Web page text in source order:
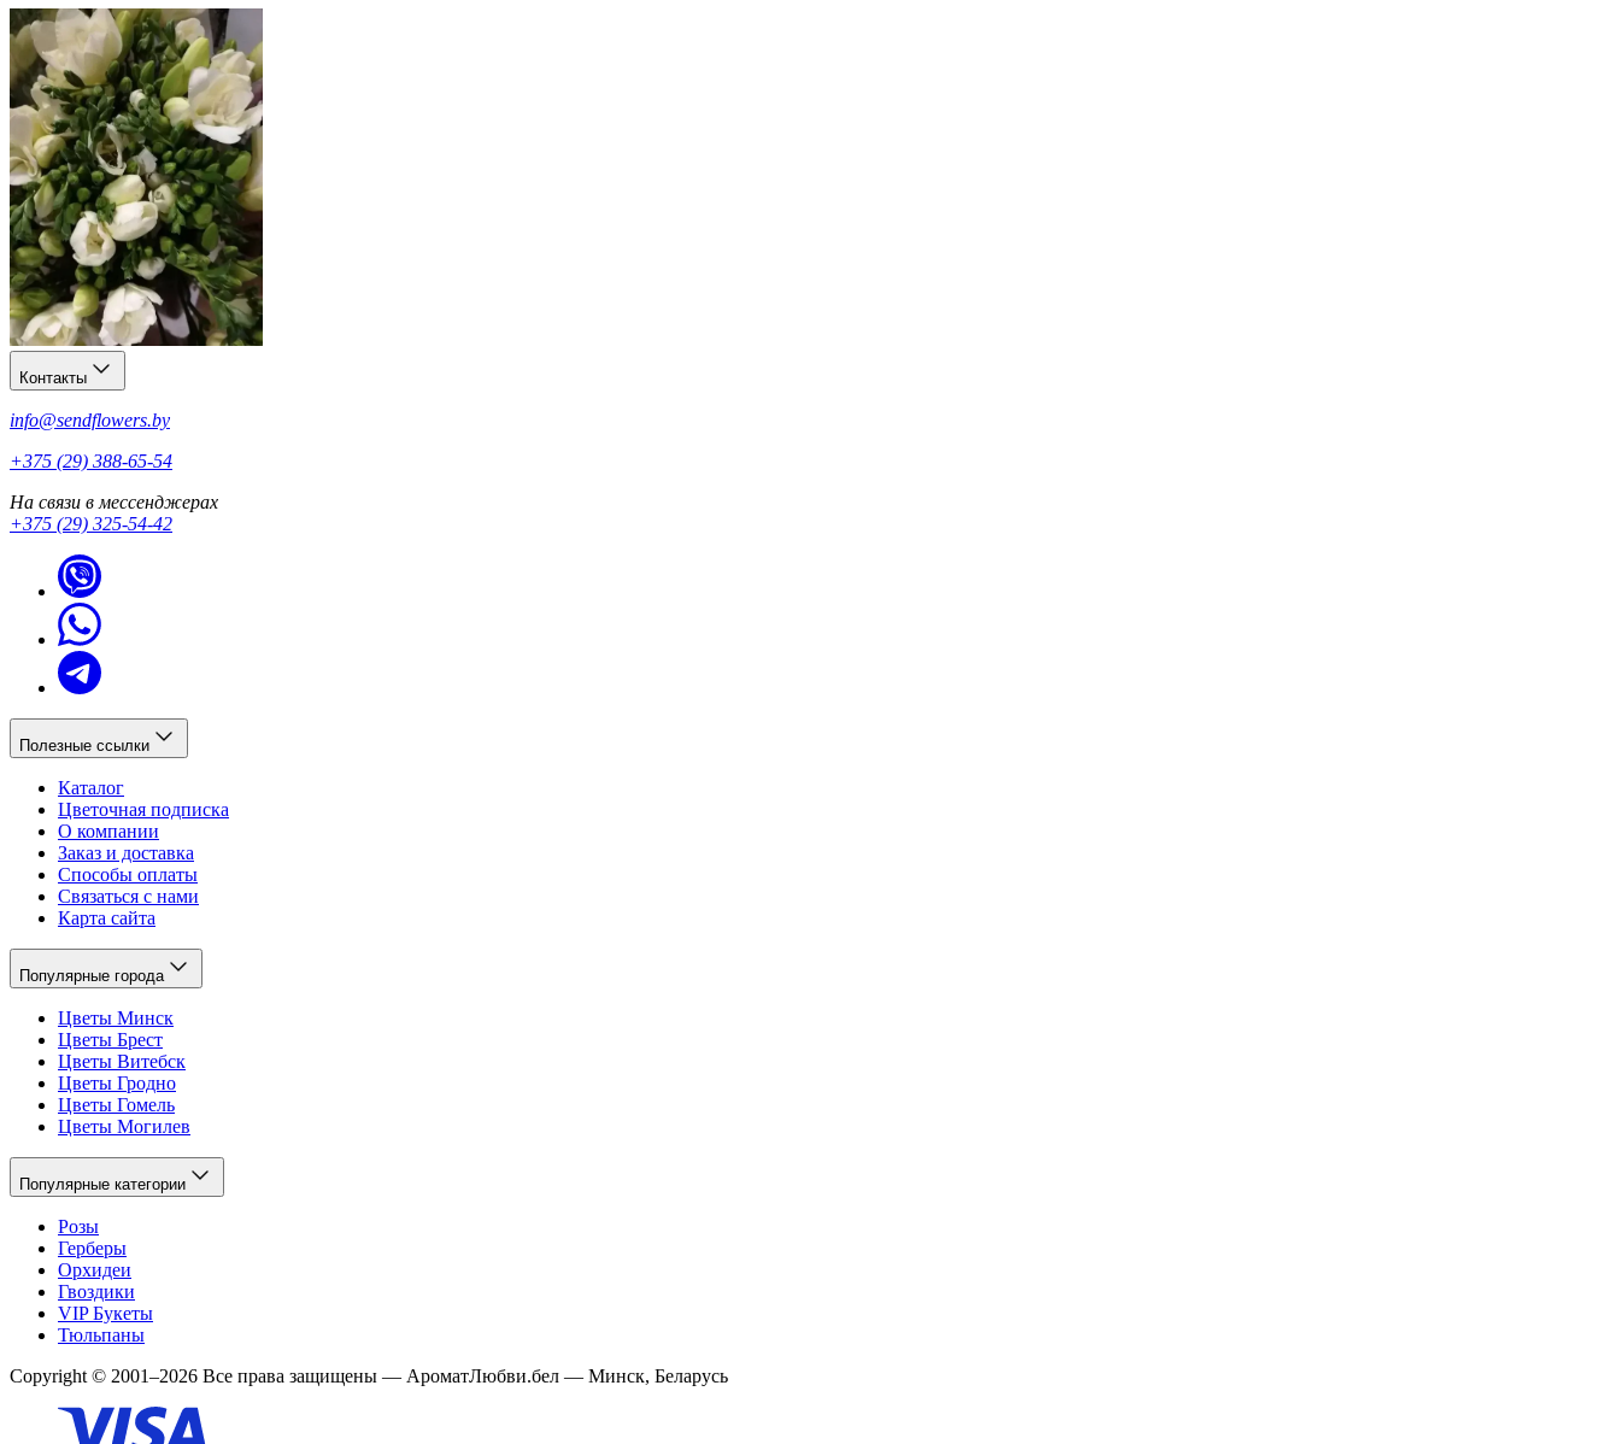
Контакты
info@sendflowers.by
+375 (29) 388-65-54
На связи в мессенджерах
+375 (29) 325-54-42
Полезные ссылки
Каталог
Цветочная подписка
О компании
Заказ и доставка
Способы оплаты
Связаться с нами
Карта сайта
Популярные города
Цветы Минск
Цветы Брест
Цветы Витебск
Цветы Гродно
Цветы Гомель
Цветы Могилев
Популярные категории
Розы
Герберы
Орхидеи
Гвоздики
VIP Букеты
Тюльпаны
Copyright © 2001–2026 Все права защищены — АроматЛюбви.бел — Минск, Беларусь